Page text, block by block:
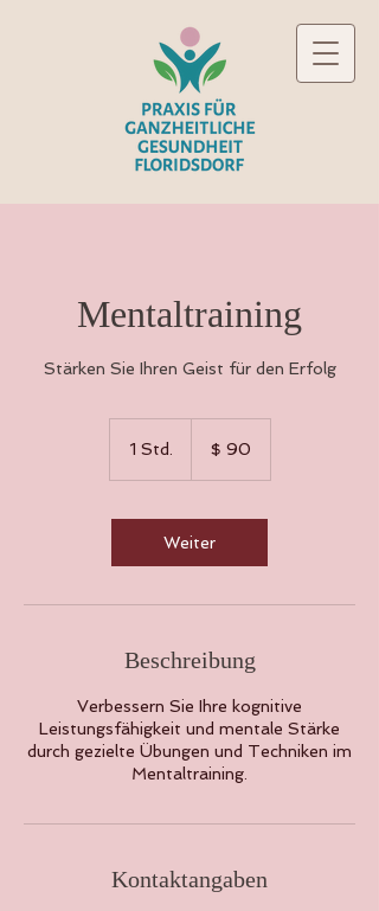
Mentaltraining
Stärken Sie Ihren Geist für den Erfolg
1 Std.
d
Dollar$ 90
Weiter
Beschreibung
Verbessern Sie Ihre kognitive
Leistungsfähigkeit und mentale Stärke
durch gezielte Übungen und Techniken im
Mentaltraining.
Kontaktangaben